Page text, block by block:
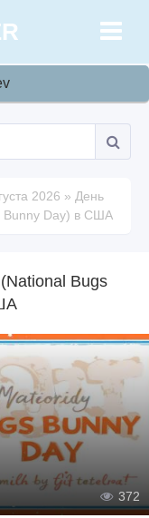
2026 » День
Bunny Day) в США
Bugs
372